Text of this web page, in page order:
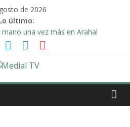
de 2026
último:
una vez más en Arahal
la familia afectada por el incendio
del Ayuntamiento de Arahal
de biogás en término de Arahal
ser concejal, pero no me voy de la